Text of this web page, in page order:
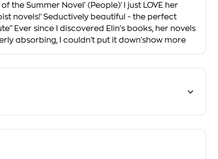
the Summer Novel' (People)'I just LOVE her
novels!'Seductively beautiful - the perfect
since I discovered Elin's books, her novels
absorbing, I couldn't put it down'show more